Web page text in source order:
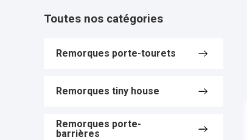
Toutes nos catégories
Remorques porte-tourets
Remorques tiny house
Remorques porte-
barrières